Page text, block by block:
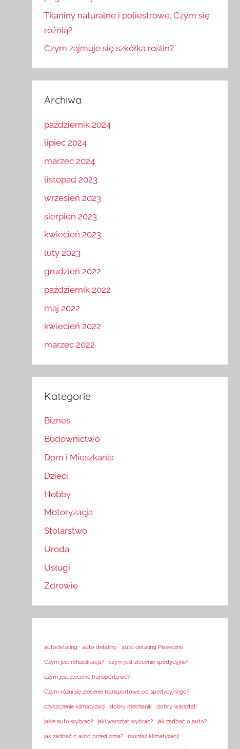
Tkaniny naturalne i poliestrowe. Czym się
różnią?
Czym zajmuje się szkółka roślin?
Archiwa
październik 2024
lipiec 2024
marzec 2024
listopad 2023
wrzesień 2023
sierpień 2023
kwiecień 2023
luty 2023
grudzień 2022
październik 2022
maj 2022
kwiecień 2022
marzec 2022
Kategorie
Biznes
Budownictwo
Dom i Mieszkania
Dzieci
Hobby
Motoryzacja
Stolarstwo
Uroda
Usługi
Zdrowie
autodetaling auto detaling auto detaling Piaseczno
Czym jest rehabilitacja? czym jest zlecenie spedycyjne?
czym jest zlecenie transportowe?
Czym różni się zlecenie transportowe od spedycyjnego?
czyszczenie klimatyzacji dobry mechanik dobry warsztat
jakie auto wybrać? jaki warsztat wybrać? jak zadbać o auto?
jak zadbać o auto przed zimą? montaż klimatyzacji